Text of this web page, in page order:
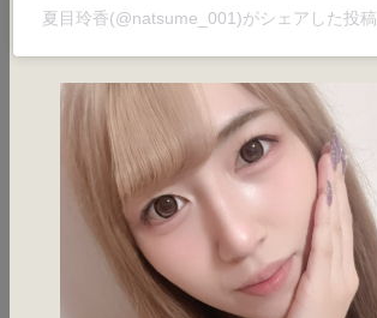
夏目玲香(@natsume_001)がシェアした投稿